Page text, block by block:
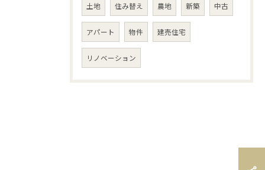
土地 住み替え 農地 新築 中古
アパート 物件 建売住宅
リノベーション